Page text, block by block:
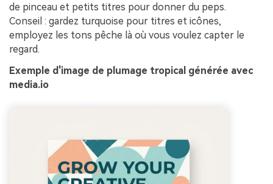
de pinceau et petits titres pour donner du peps.
Conseil : gardez turquoise pour titres et icônes,
employez les tons pêche là où vous voulez capter le
regard.
Exemple d'image de plumage tropical générée avec
media.io